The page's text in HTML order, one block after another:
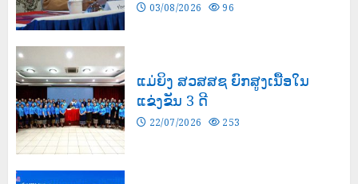
03/08/2026 96
ແມ່ຍິງ ສວສສຊ ຍົກສູງເນື້ອໃນ
ແຂ່ງຂັນ 3 ດີ
22/07/2026 253